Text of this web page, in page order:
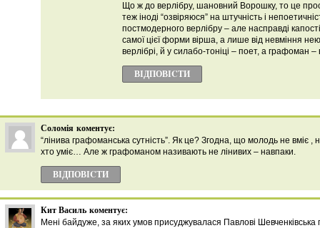
Що ж до верлібру, шановний Ворошку, то це
теж іноді “озвіряюся” на штучність і
постмодерного верлібру – але насправді
самої цієї форми вірша, а лише від невміння
верлібрі, й у силабо-тоніці – поет, а графоман
ВІДПОВІCТИ
Соломія коментує:
“лінива графоманська сутність”. Як це? Згодна, що молодь не вміє
хто уміє… Але ж графоманом називають не лінивих – навпаки.
ВІДПОВІCТИ
Кит Василь коментує:
Мені байдуже, за яких умов присуджувалася Павлові